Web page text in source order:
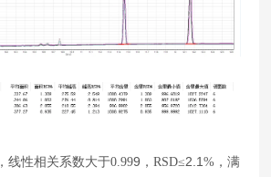
，线性相关系数大于0.999 ，RSD≤2.1% ，满